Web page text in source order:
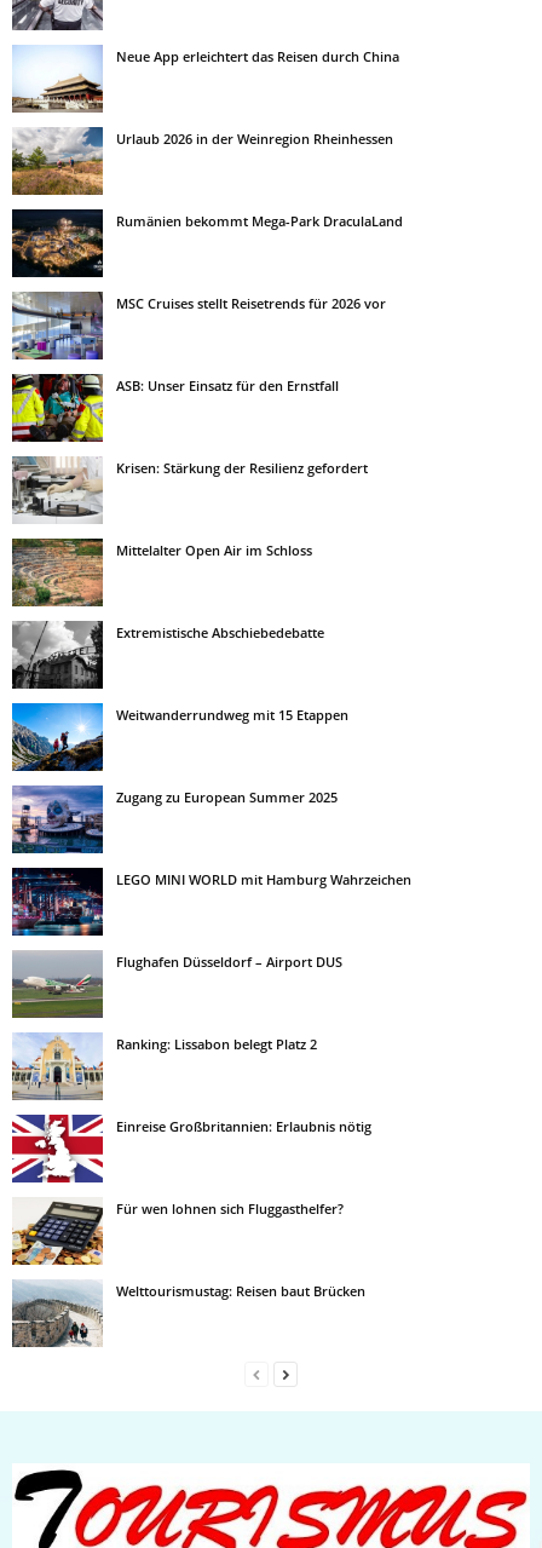
Neue App erleichtert das Reisen durch China
Urlaub 2026 in der Weinregion Rheinhessen
Rumänien bekommt Mega-Park DraculaLand
MSC Cruises stellt Reisetrends für 2026 vor
ASB: Unser Einsatz für den Ernstfall
Krisen: Stärkung der Resilienz gefordert
Mittelalter Open Air im Schloss
Extremistische Abschiebedebatte
Weitwanderrundweg mit 15 Etappen
Zugang zu European Summer 2025
LEGO MINI WORLD mit Hamburg Wahrzeichen
Flughafen Düsseldorf – Airport DUS
Ranking: Lissabon belegt Platz 2
Einreise Großbritannien: Erlaubnis nötig
Für wen lohnen sich Fluggasthelfer?
Welttourismustag: Reisen baut Brücken